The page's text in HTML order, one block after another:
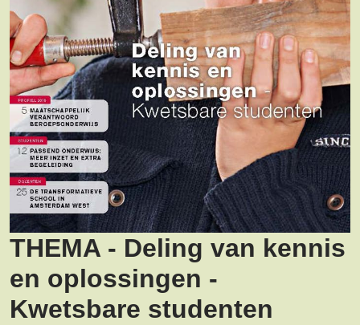
THEMA - Deling van kennis
en oplossingen -
Kwetsbare studenten